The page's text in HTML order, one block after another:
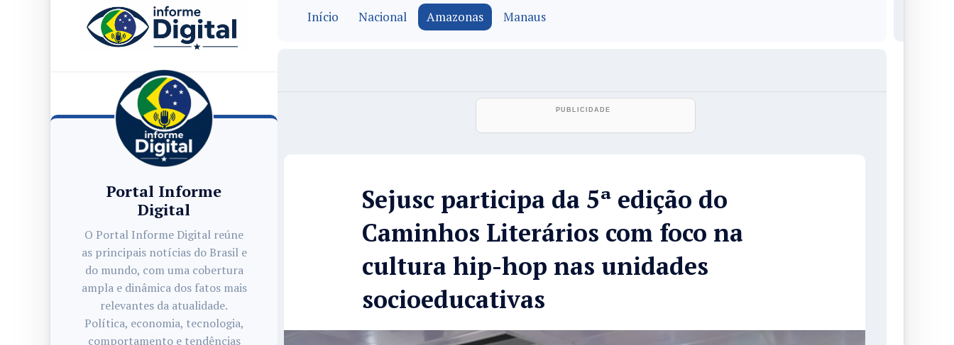
Portal Informe
Digital
O Portal Informe Digital reúne
as principais notícias do Brasil e
do mundo, com uma cobertura
ampla e dinâmica dos fatos mais
relevantes da atualidade.
Política, economia, tecnologia,
comportamento e tendências
Início Nacional Amazonas Manaus
Sejusc participa da 5ª edição do
Caminhos Literários com foco na
cultura hip-hop nas unidades
socioeducativas